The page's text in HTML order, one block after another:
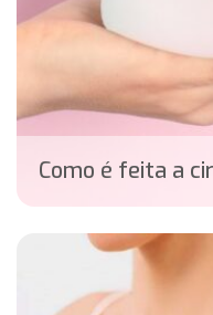
Como é feita a